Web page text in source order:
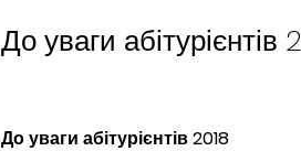
До уваги абітурієнтів
До уваги абітурієнтів 2018